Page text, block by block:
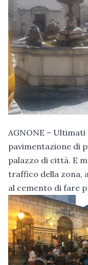
AGNONE –
pavimentazione di
palazzo di città. E
traffico della zona,
al cemento di fare